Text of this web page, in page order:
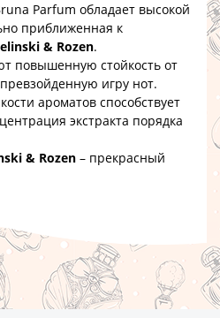
Parfum обладает высокой
приближенная к
& Rozen.
стойкость от
игру нот.
ароматов способствует
экстракта порядка
& Rozen – прекрасный